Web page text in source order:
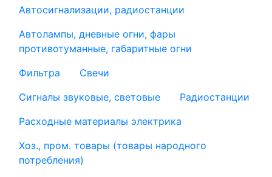
Автосигнализации, радиостанции
Автолампы, дневные огни, фары
противотуманные, габаритные огни
Фильтра
Свечи
Сигналы звуковые, световые
Радиостанции
Расходные материалы электрика
Хоз., пром. товары (товары народного
потребления)